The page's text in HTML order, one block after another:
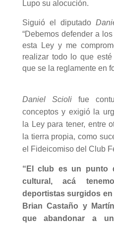
Lupo su alocución.
Siguió el diputado
“Debemos defender a
esta Ley y me
realizar todo lo que
que se la reglamente en
Daniel Scioli fue
conceptos y exigió la
la Ley para tener, entre
la tierra propia, como
el Fideicomiso del Club
“El club es un punto
cultural, acá
deportistas surgidos
Brian Castaño y
que abandonar a